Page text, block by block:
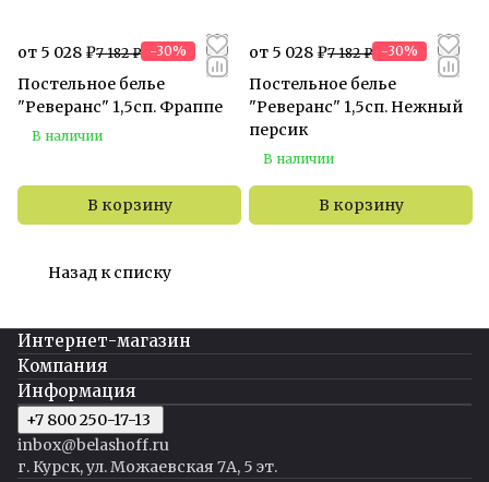
от 5 028 ₽7 182 ₽ -30%
Постельное белье
"Реверанс" 1,5сп. Фраппе
В наличии
В корзину
от 5 028 ₽7 182 ₽ -30%
Постельное белье
"Реверанс" 1,5сп. Нежный
персик
В наличии
В корзину
Назад к списку
Интернет-магазин
Компания
Информация
+7 800 250-17-13
inbox@belashoff.ru
г. Курск, ул. Можаевская 7А, 5 эт.